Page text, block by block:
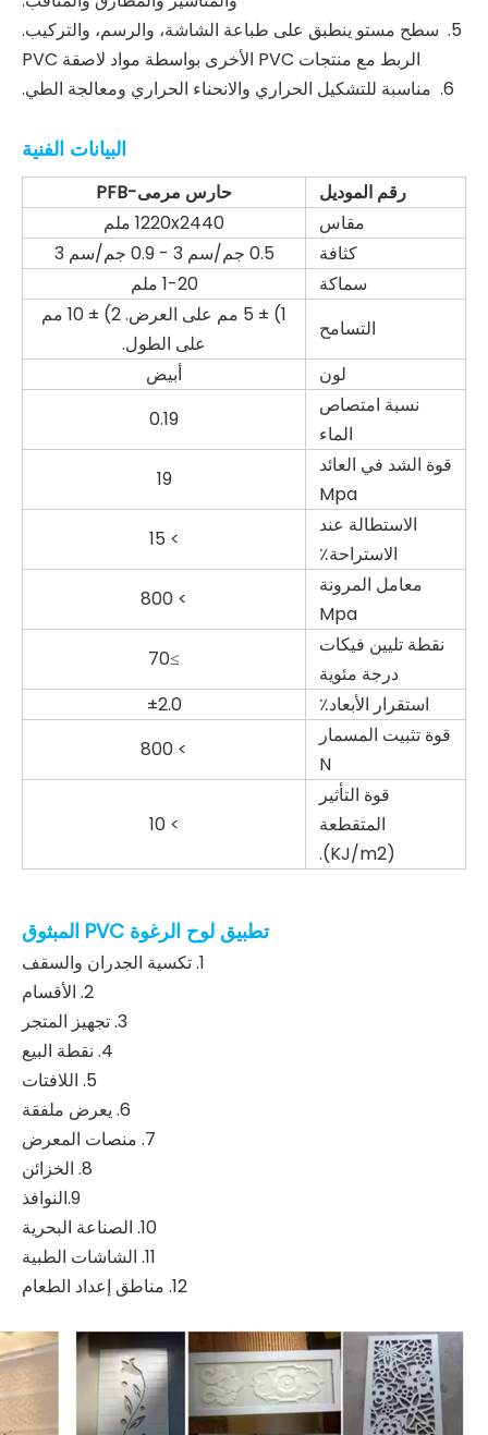
5. سطح مستو ينطبق على طباعة الشاشة، والرسم، والتركيب.
الربط مع منتجات PVC الأخرى بواسطة مواد لاصقة PVC
6. مناسبة للتشكيل الحراري والانحناء الحراري ومعالجة الطي.
البيانات الفنية
رقم الموديل
حارس مرمى-PFB
مقاس
1220x2440 ملم
كثافة
0.5 جم/سم 3 - 0.9 جم/سم 3
سماكة
1-20 ملم
التسامح
1) ± 5 مم على العرض. 2) ± 10 مم
على الطول.
لون
أبيض
نسبة امتصاص
الماء
0.19
قوة الشد في العائد
Mpa
19
الاستطالة عند
الاستراحة٪
> 15
معامل المرونة
Mpa
> 800
نقطة تليين فيكات
درجة مئوية
≥70
استقرار الأبعاد٪
±2.0
قوة تثبيت المسمار
N
> 800
قوة التأثير
المتقطعة
(KJ/m2).
> 10
تطبيق لوح الرغوة PVC المبثوق
1. تكسية الجدران والسقف
2. الأقسام
3. تجهيز المتجر
4. نقطة البيع
5. اللافتات
6. يعرض ملفقة
7. منصات المعرض
8. الخزائن
9.النوافذ
10. الصناعة البحرية
11. الشاشات الطبية
12. مناطق إعداد الطعام